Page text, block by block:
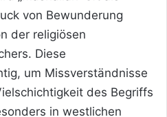
von Bewunderung
der religiösen
Diese
um Missverständnisse
des Begriffs
in westlichen